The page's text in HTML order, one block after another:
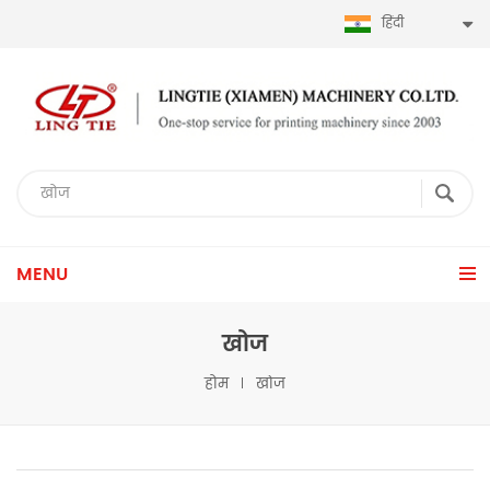
हिंदी
MENU
खोज
होम खोज